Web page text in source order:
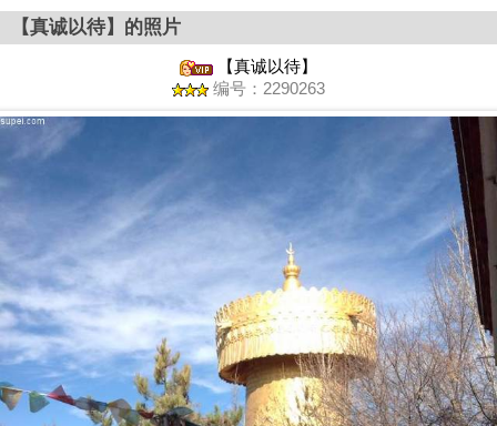
【真诚以待】的照片
【真诚以待】
编号：2290263